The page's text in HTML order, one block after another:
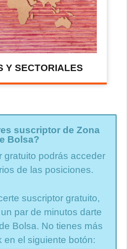
Y SECTORIALES
suscriptor de Zona
Bolsa?
gratuito podrás acceder
de las posiciones.
suscriptor gratuito,
par de minutos darte
Bolsa. No tienes más
en el siguiente botón: